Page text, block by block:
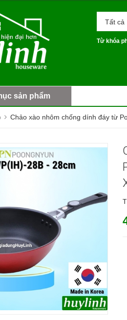
Tất cả
Từ khóa
sản phẩm
Chảo xào nhôm chống dính đáy từ